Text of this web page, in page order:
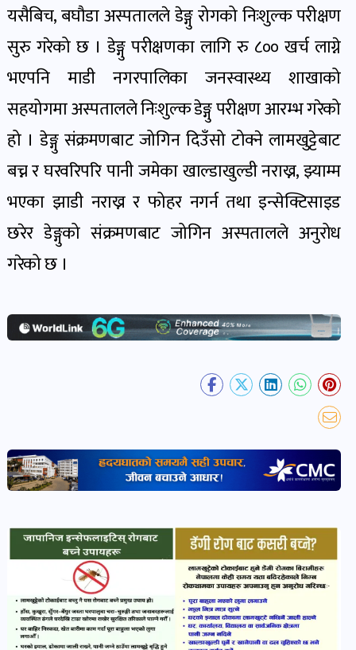
पोष्ट
अपराध
खबर
पोष्ट
स्वास्थ्य
खबर
पोष्ट
पोष्ट
वन-
पोष्ट
साहित्य
पोष्ट
यसैबिच, बघौडा अस्पतालले डेङ्गु रोगको निःशुल्क परीक्षण
सुरु गरेको छ । डेङ्गु परीक्षणका लागि रु ८०० खर्च लाग्ने
भएपनि माडी नगरपालिका जनस्वास्थ्य शाखाको
सहयोगमा अस्पतालले निःशुल्क डेङ्गु परीक्षण आरम्भ गरेको
हो । डेङ्गु संक्रमणबाट जोगिन दिउँसो टोक्ने लामखुट्टेबाट
बच्न र घरवरिपरि पानी जमेका खाल्डाखुल्डी नराख्न, झ्याम्म
भएका झाडी नराख्न र फोहर नगर्न तथा इन्सेक्टिसाइड
छरेर डेङ्गुको संक्रमणबाट जोगिन अस्पतालले अनुरोध
गरेको छ ।